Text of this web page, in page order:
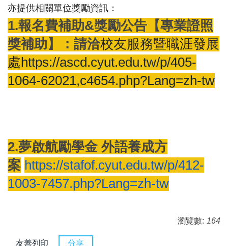
亦提供相關單位獎勵資訊：
1.報名費補助&獎勵公告 【專業證照
獎補助】：請洽校友服務暨職涯發展
處https://ascd.cyut.edu.tw/p/405-
1064-62021,c4654.php?Lang=zh-tw
2.夢啟航勵學金 外語養成方
案 https://stafof.cyut.edu.tw/p/412-
1003-7457.php?Lang=zh-tw
瀏覽數: 164
友善列印 分享